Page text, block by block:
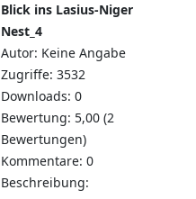
Blick ins Lasius-Niger
Nest_4
Autor: Keine Angabe
Zugriffe: 3532
Downloads: 0
Bewertung: 5,00 (2
Bewertungen)
Kommentare: 0
Beschreibung: